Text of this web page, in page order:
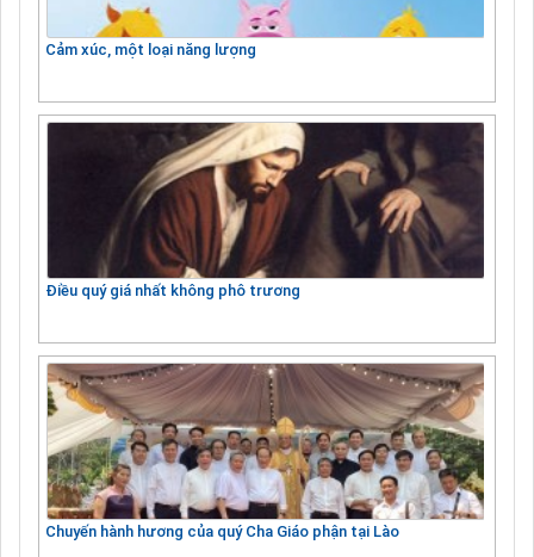
Cảm xúc, một loại năng lượng
Điều quý giá nhất không phô trương
Chuyến hành hương của quý Cha Giáo phận tại Lào